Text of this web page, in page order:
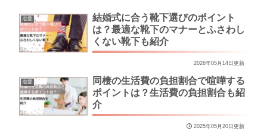
恋愛
結婚式に合う靴下選びのポイント
は？最適な靴下のマナーとふさわし
くない靴下も紹介
2026年05月14日更新
恋愛
同棲の生活費の負担割合で喧嘩する
ポイントは？生活費の負担割合も紹
介
2025年05月20日更新